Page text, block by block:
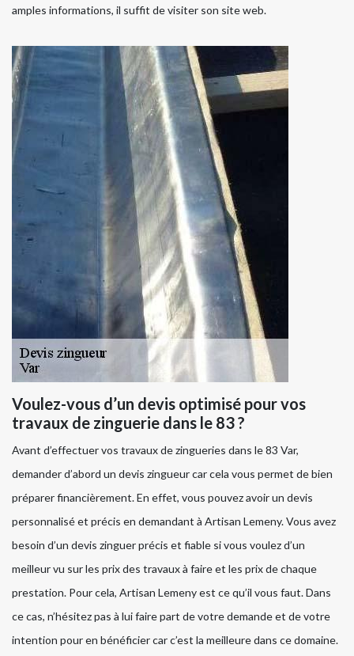
amples informations, il suffit de visiter son site web.
Voulez-vous d’un devis optimisé pour vos
travaux de zinguerie dans le 83 ?
Avant d’effectuer vos travaux de zingueries dans le 83 Var,
demander d’abord un devis zingueur car cela vous permet de bien
préparer financièrement. En effet, vous pouvez avoir un devis
personnalisé et précis en demandant à Artisan Lemeny. Vous avez
besoin d’un devis zinguer précis et fiable si vous voulez d’un
meilleur vu sur les prix des travaux à faire et les prix de chaque
prestation. Pour cela, Artisan Lemeny est ce qu’il vous faut. Dans
ce cas, n’hésitez pas à lui faire part de votre demande et de votre
intention pour en bénéficier car c’est la meilleure dans ce domaine.